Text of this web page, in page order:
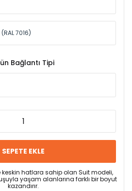
Bağlantı Tipi
SEPETE EKLE
keskin hatlara sahip olan Suit modeli,
yaşam alanlarına farklı bir boyut
kazandırır.